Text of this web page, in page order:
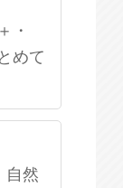
・
めて
自然